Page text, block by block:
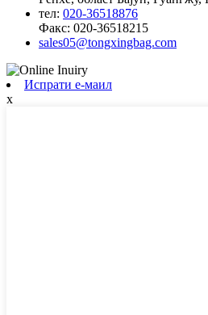
тел: 020-36518876
Факс: 020-36518215
sales05@tongxingbag.com
Испрати е-маил
x